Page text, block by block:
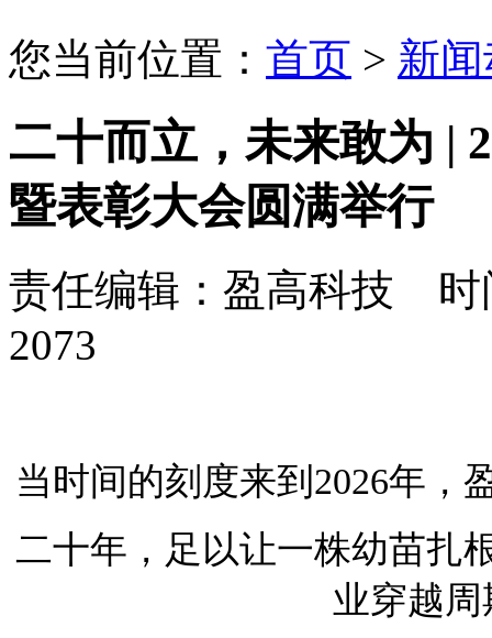
您当前位置： 首页 > 新
二十而立，未来敢为 |
暨表彰大会圆满举行
责任编辑：盈高科技 时
2073
当时间的刻度来到2026年，
二十年，足以让一株幼苗扎
业穿越